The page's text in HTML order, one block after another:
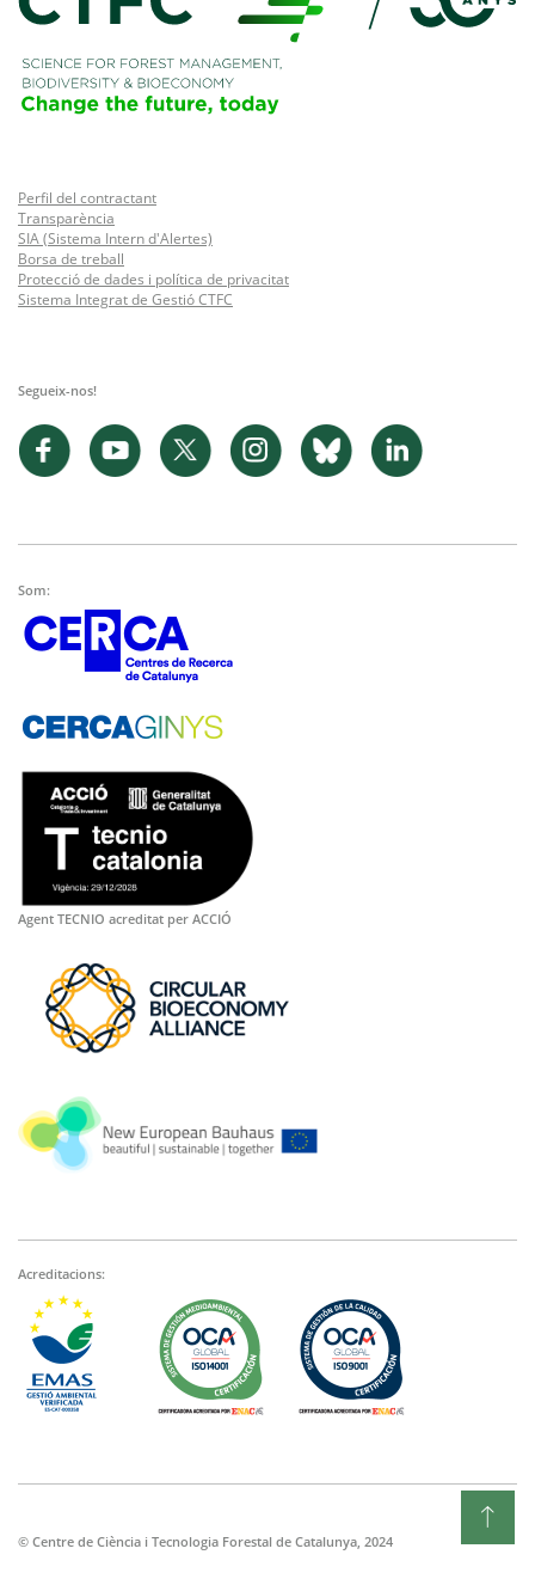
Perfil del contractant
Transparència
SIA (Sistema Intern d'Alertes)
Borsa de treball
Protecció de dades i política de privacitat
Sistema Integrat de Gestió CTFC
Segueix-nos!
Som:
Agent TECNIO acreditat per ACCIÓ
Acreditacions:
© Centre de Ciència i Tecnologia Forestal de Catalunya, 2024